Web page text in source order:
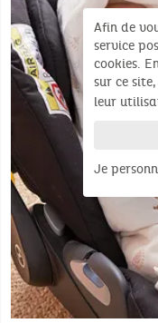
Afin de
service
cookies.
sur ce
leur
Je